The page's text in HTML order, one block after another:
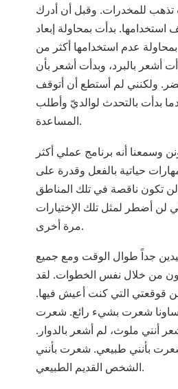
تذهب للمخدرات. وقبل أن أدرك
بدأت بمحاولة إبعاد
عدم استخدامها أكثر من
أشعر بالبرد، وبدأت أشعر بأن
ولكنني لم أستطع أن أتوقف
بدأت بالتحدث لوالديّ وأطلب
المساعدة.
وسمعنا أنه برنامج عملي أكثر
حياتية بالفعل وقدرة على
لن تكون ناقصة في تلك المناطق
لن أضطر لمثل تلك الإختيارات
مرة أخرى.
جداً طوال الوقت ومع جميع
من خلال نفس الخطوات. لقد
قوقعتي التي كنت أعيش فيها.
شعرت بشيء رائع. شعرت
أنني ملوث، لم أشعر بالدوار.
بأنني طبيعي. شعرت بأنني
الشخص القديم الطبيعي.